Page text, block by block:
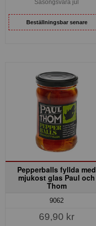
Säsongsvara jul
Beställningsbar senare
Pepperballs fyllda med
mjukost glas Paul och
Thom
9062
69,90 kr